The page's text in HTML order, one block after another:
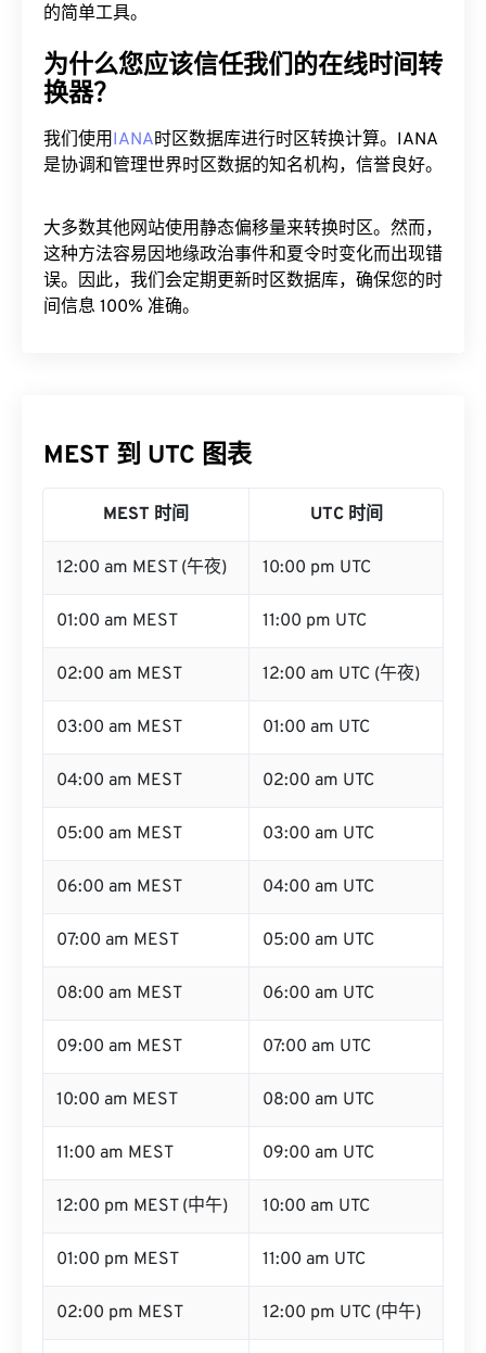
的简单工具。
为什么您应该信任我们的在线时间转
换器？
我们使用IANA时区数据库进行时区转换计算。IANA
是协调和管理世界时区数据的知名机构，信誉良好。
大多数其他网站使用静态偏移量来转换时区。然而，
这种方法容易因地缘政治事件和夏令时变化而出现错
误。因此，我们会定期更新时区数据库，确保您的时
间信息 100% 准确。
MEST 到 UTC 图表
MEST 时间 UTC 时间
12:00 am MEST (午夜) 10:00 pm UTC
01:00 am MEST 11:00 pm UTC
02:00 am MEST 12:00 am UTC (午夜)
03:00 am MEST 01:00 am UTC
04:00 am MEST 02:00 am UTC
05:00 am MEST 03:00 am UTC
06:00 am MEST 04:00 am UTC
07:00 am MEST 05:00 am UTC
08:00 am MEST 06:00 am UTC
09:00 am MEST 07:00 am UTC
10:00 am MEST 08:00 am UTC
11:00 am MEST 09:00 am UTC
12:00 pm MEST (中午) 10:00 am UTC
01:00 pm MEST 11:00 am UTC
02:00 pm MEST 12:00 pm UTC (中午)